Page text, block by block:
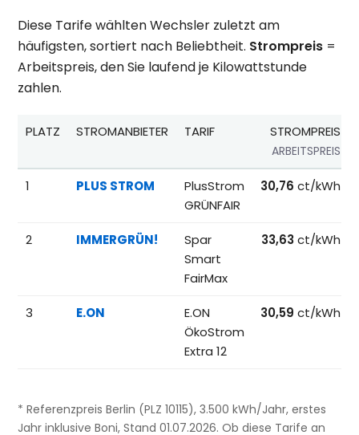
Diese Tarife wählten Wechsler zuletzt am
häufigsten, sortiert nach Beliebtheit. Strompreis =
Arbeitspreis, den Sie laufend je Kilowattstunde
zahlen.
Beliebteste Tarife beim Anbieterwechsel;
PLATZ STROMANBIETER TARIF STROMPREIS
ARBEITSPREIS
1 PLUS STROM
PlusStrom
GRÜNFAIR
30,76 ct/kWh
2 IMMERGRÜN!
Spar
Smart
FairMax
33,63 ct/kWh
3 E.ON
E.ON
ÖkoStrom
Extra 12
30,59 ct/kWh
* Referenzpreis Berlin (PLZ 10115), 3.500 kWh/Jahr, erstes
Jahr inklusive Boni, Stand 01.07.2026. Ob diese Tarife an